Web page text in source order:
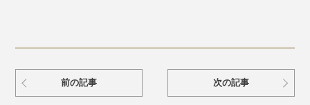
前の記事 次の記事